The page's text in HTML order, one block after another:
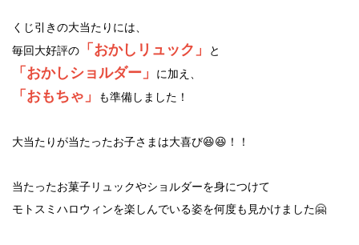
くじ引きの大当たりには、
毎回大好評の
「おかしリュック」 と
「おかしショルダー」 に加え、
「おもちゃ」 も準備しました！
大当たりが当たったお子さまは大喜び😆😆！！
当たったお菓子リュックやショルダーを身につけて
モトスミハロウィンを楽しんでいる姿を何度も見かけました🤗